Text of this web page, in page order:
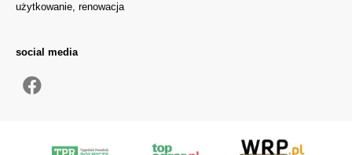
użytkowanie, renowacja
social media